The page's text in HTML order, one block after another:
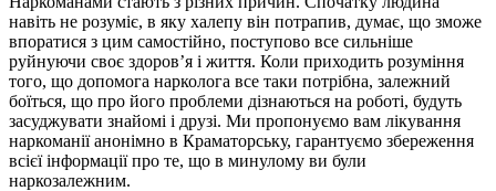
навіть не розуміє, в яку халепу він потрапив, думає, що зможе
впоратися з цим самостійно, поступово все сильніше
руйнуючи своє здоров’я і життя. Коли приходить розуміння
того, що допомога нарколога все таки потрібна, залежний
боїться, що про його проблеми дізнаються на роботі, будуть
засуджувати знайомі і друзі. Ми пропонуємо вам лікування
наркоманії анонімно в Краматорську, гарантуємо збереження
всієї інформації про те, що в минулому ви були
наркозалежним.